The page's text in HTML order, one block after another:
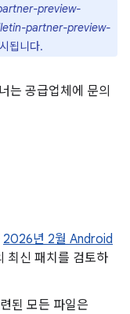
preview-
partner-preview-
됩니다.
는 공급업체에 문의
2026년 2월 Android
최신 패치를 검토하
된 모든 파일은